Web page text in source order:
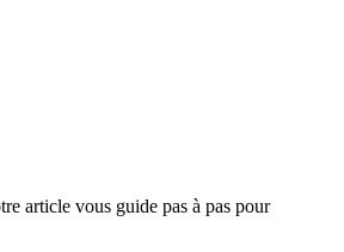
article vous guide pas à pas pour